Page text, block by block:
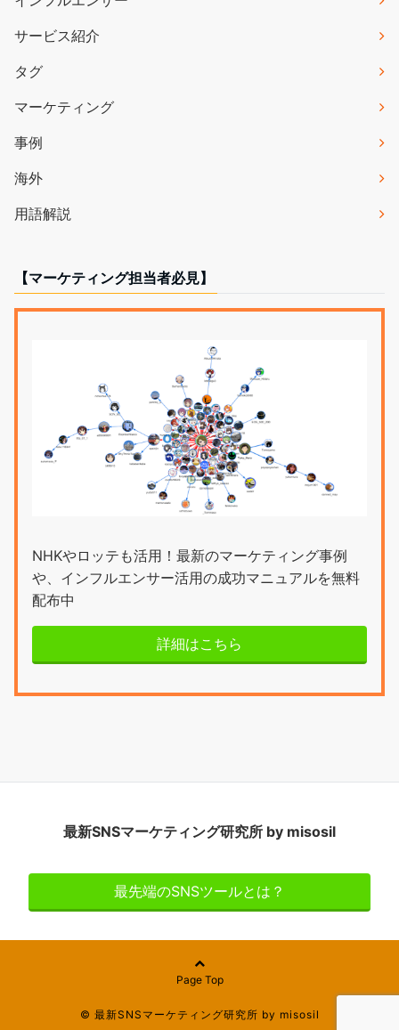
サービス紹介
タグ
マーケティング
事例
海外
用語解説
【マーケティング担当者必見】
NHKやロッテも活用！最新のマーケティング事例
や、インフルエンサー活用の成功マニュアルを無料
配布中
詳細はこちら
最新SNSマーケティング研究所 by misosil
最先端のSNSツールとは？
Page Top
© 最新SNSマーケティング研究所 by misosil